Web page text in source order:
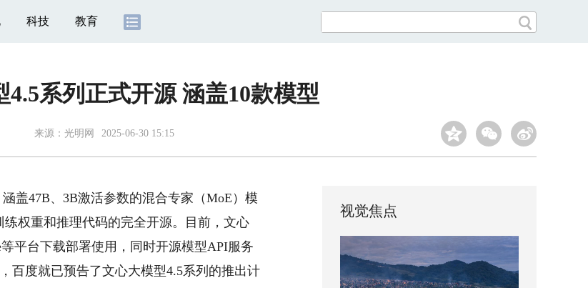
科技 教育
4.5系列正式开源 涵盖10款模型
来源： 光明网 2025-06-30 15:15
47B、3B激活参数的混合专家（MoE）模
权重和推理代码的完全开源。目前，文心
平台下载部署使用，同时开源模型API服务
百度就已预告了文心大模型4.5系列的推出计
视觉焦点